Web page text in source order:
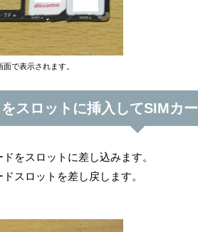
で表示されます。
スロットに挿入してSIMカ
をスロットに差し込みます。
スロットを差し戻します。